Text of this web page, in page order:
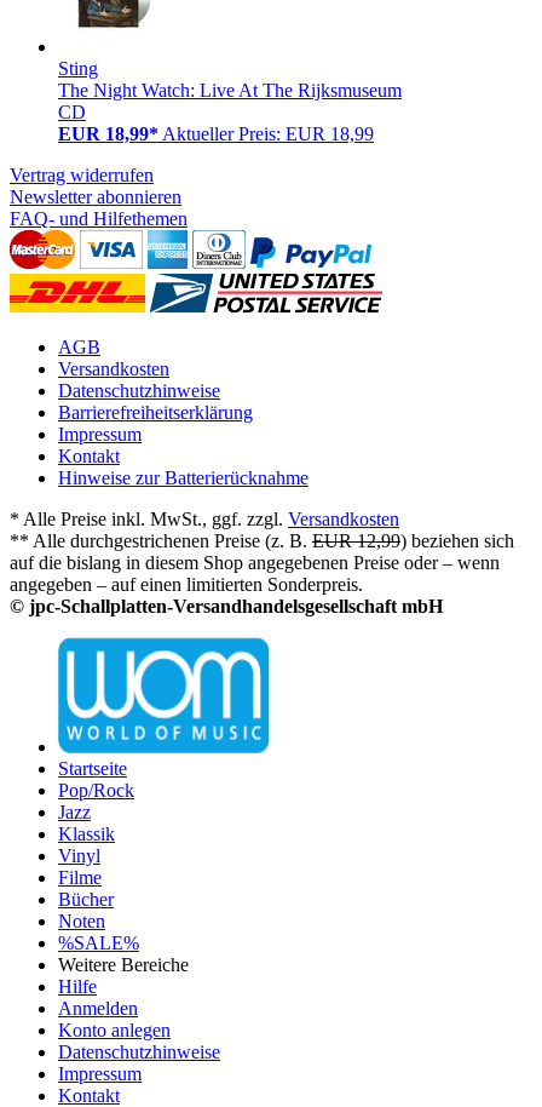
Sting
The Night Watch: Live At The Rijksmuseum
CD
EUR 18,99* Aktueller Preis: EUR 18,99
Vertrag widerrufen
Newsletter abonnieren
FAQ- und Hilfethemen
AGB
Versandkosten
Datenschutzhinweise
Barrierefreiheitserklärung
Impressum
Kontakt
Hinweise zur Batterierücknahme
* Alle Preise inkl. MwSt., ggf. zzgl. Versandkosten
** Alle durchgestrichenen Preise (z. B. EUR 12,99) beziehen sich
auf die bislang in diesem Shop angegebenen Preise oder – wenn
angegeben – auf einen limitierten Sonderpreis.
© jpc-Schallplatten-Versandhandelsgesellschaft mbH
Startseite
Pop/Rock
Jazz
Klassik
Vinyl
Filme
Bücher
Noten
%SALE%
Weitere Bereiche
Hilfe
Anmelden
Konto anlegen
Datenschutzhinweise
Impressum
Kontakt